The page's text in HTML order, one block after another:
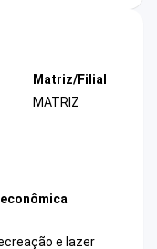
Matriz/Filial
MATRIZ
e lazer